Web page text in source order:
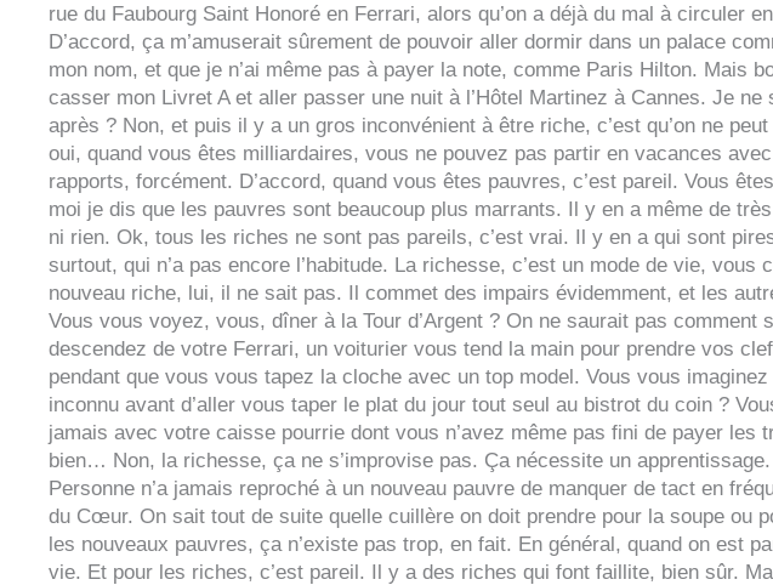
rue du Faubourg Saint Honoré en Ferrari, alors qu’on a déjà du mal à circuler
D’accord, ça m’amuserait sûrement de pouvoir aller dormir dans un palace
mon nom, et que je n’ai même pas à payer la note, comme Paris Hilton. Mais
casser mon Livret A et aller passer une nuit à l’Hôtel Martinez à Cannes. Je
après ? Non, et puis il y a un gros inconvénient à être riche, c’est qu’on ne
oui, quand vous êtes milliardaires, vous ne pouvez pas partir en vacances
rapports, forcément. D’accord, quand vous êtes pauvres, c’est pareil. Vous
moi je dis que les pauvres sont beaucoup plus marrants. Il y en a même de
ni rien. Ok, tous les riches ne sont pas pareils, c’est vrai. Il y en a qui sont
surtout, qui n’a pas encore l’habitude. La richesse, c’est un mode de vie, vous
nouveau riche, lui, il ne sait pas. Il commet des impairs évidemment, et les
Vous vous voyez, vous, dîner à la Tour d’Argent ? On ne saurait pas comment
descendez de votre Ferrari, un voiturier vous tend la main pour prendre vos
pendant que vous vous tapez la cloche avec un top model. Vous vous
inconnu avant d’aller vous taper le plat du jour tout seul au bistrot du coin ?
jamais avec votre caisse pourrie dont vous n’avez même pas fini de payer les
bien… Non, la richesse, ça ne s’improvise pas. Ça nécessite un
Personne n’a jamais reproché à un nouveau pauvre de manquer de tact en
du Cœur. On sait tout de suite quelle cuillère on doit prendre pour la soupe ou
les nouveaux pauvres, ça n’existe pas trop, en fait. En général, quand on est
vie. Et pour les riches, c’est pareil. Il y a des riches qui font faillite, bien sûr.